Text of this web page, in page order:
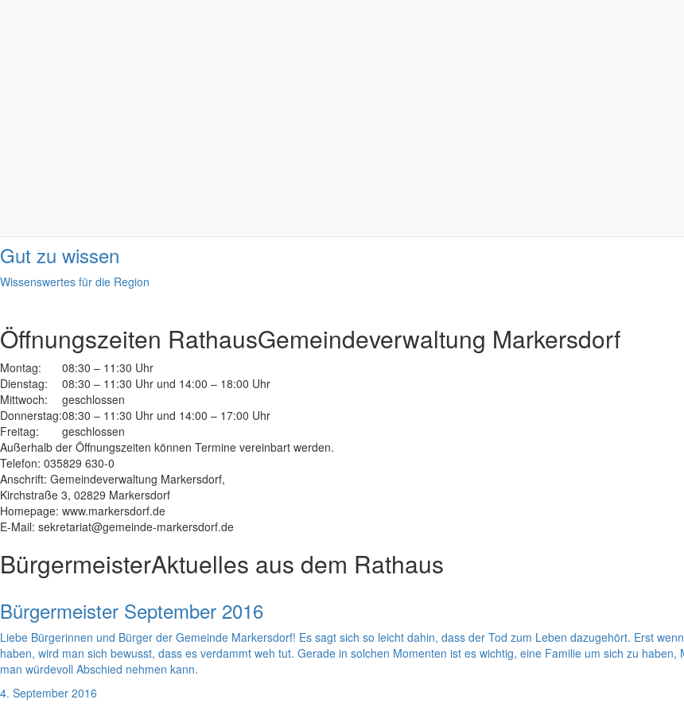
Gut zu wissen
Wissenswertes für die Region
Öffnungszeiten RathausGemeindeverwaltung Markersdorf
Montag:
08:30 – 11:30 Uhr
Dienstag:
08:30 – 11:30 Uhr und 14:00 – 18:00 Uhr
Mittwoch:
geschlossen
Donnerstag:08:30 – 11:30 Uhr und 14:00 – 17:00 Uhr
Freitag:
geschlossen
Außerhalb der Öffnungszeiten können Termine vereinbart werden.
Telefon: 035829 630-0
Anschrift: Gemeindeverwaltung Markersdorf,
Kirchstraße 3, 02829 Markersdorf
Homepage: www.markersdorf.de
E-Mail: sekretariat@gemeinde-markersdorf.de
BürgermeisterAktuelles aus dem Rathaus
Bürgermeister September 2016
Liebe Bürgerinnen und Bürger der Gemeinde Markersdorf! Es sagt sich so leicht dahin, dass der Tod zum Leben dazugehört. Erst
haben, wird man sich bewusst, dass es verdammt weh tut. Gerade in solchen Momenten ist es wichtig, eine Familie um sich zu
man würdevoll Abschied nehmen kann.
4. September 2016